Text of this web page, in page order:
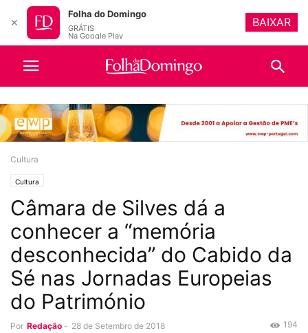
Cultura
Cultura
Câmara de Silves dá a
conhecer a “memória
desconhecida” do Cabido da
Sé nas Jornadas Europeias
do Património
Por Redação - 28 de Setembro de 2018 194
✕
Folha do Domingo
GRÁTIS
Na Google Play
BAIXAR